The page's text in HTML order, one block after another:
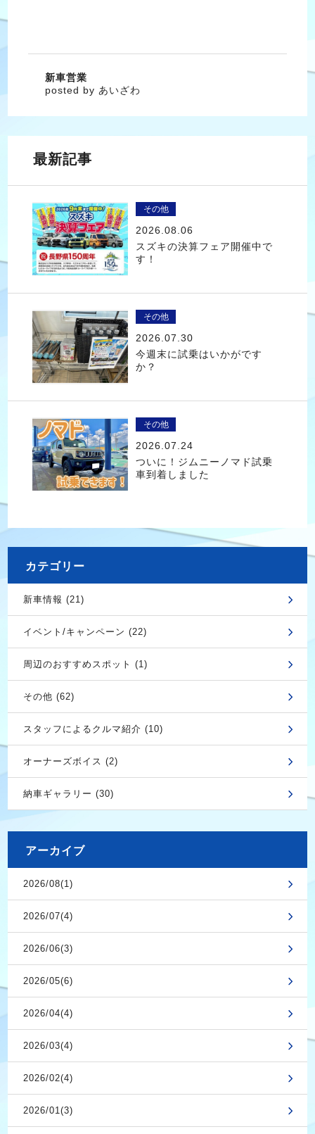
新車営業
posted by あいざわ
最新記事
その他
2026.08.06
スズキの決算フェア開催中で
す！
その他
2026.07.30
今週末に試乗はいかがです
か？
その他
2026.07.24
ついに！ジムニーノマド試乗
車到着しました
カテゴリー
新車情報 (21)
イベント/キャンペーン (22)
周辺のおすすめスポット (1)
その他 (62)
スタッフによるクルマ紹介 (10)
オーナーズボイス (2)
納車ギャラリー (30)
アーカイブ
2026/08(1)
2026/07(4)
2026/06(3)
2026/05(6)
2026/04(4)
2026/03(4)
2026/02(4)
2026/01(3)